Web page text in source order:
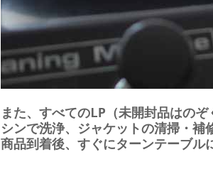
また、すべてのLP（未開封品はの
シンで洗浄、ジャケットの清掃・補
商品到着後、すぐにターンテーブル